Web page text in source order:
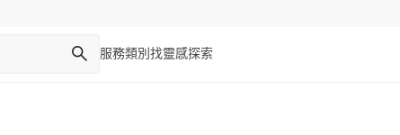
服務類別 找靈感探索